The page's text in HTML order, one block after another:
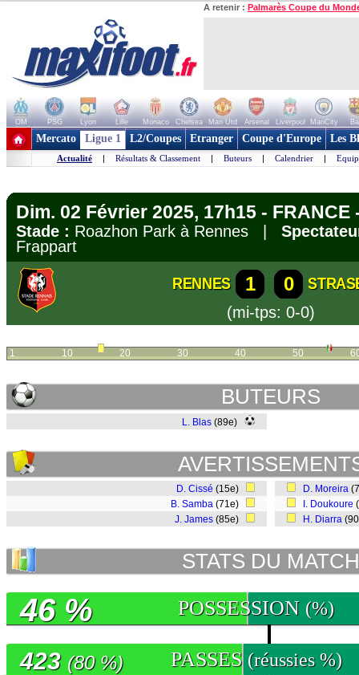
A retenir : Palmarès Coupe du
OM PSG Lyon Lille Monaco Chelsea Man Utd Arsenal Liverpool ManCity
+ de clubs
Mercato Ligue 1 L2/Coupes Etranger Coupe d'Europe Les
Actualité | Résultats & Classement | Buteurs | Calendrier |
Dim. 02 Février 2025, 17h15 - FRANCE
Stade : Roazhon Park à Rennes |
Frappart
RENNES 1 0
(mi-tps: 0-0)
1 10 20 30 40 50
BUTEURS
L. Blas (89e)
D. Cissé (15e)
B. Samba (71e)
J. James (85e)
D. Moreira
I. Doukoure
H. Diarra
STATS DU MATCH
POSSESSION (%)
46 %
PASSES (réussies %)
423 (80 %)